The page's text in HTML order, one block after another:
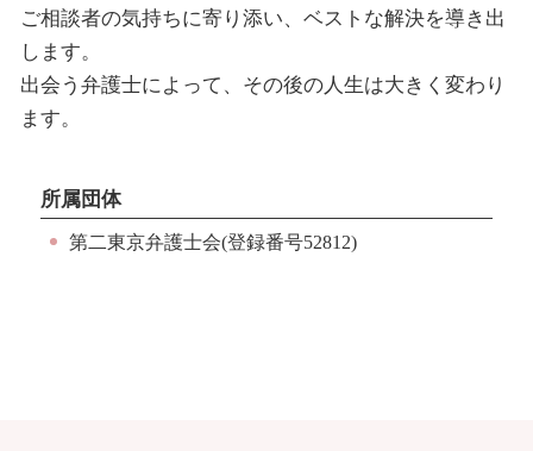
ご相談者の気持ちに寄り添い、ベストな解決を導き出
します。
出会う弁護士によって、その後の人生は大きく変わり
ます。
所属団体
第二東京弁護士会(登録番号52812)